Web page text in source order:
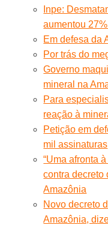
Inpe:
aumentou
Em defesa da
Por trás do
Governo
mineral na
Para
reação à
Petição em
mil assinaturas
“Uma afronta
contra decreto
Amazônia
Novo decreto
Amazônia,